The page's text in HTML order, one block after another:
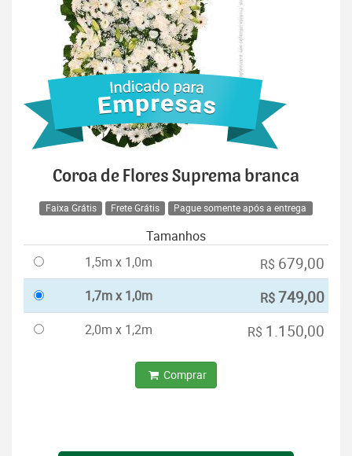
Coroa de Flores Suprema branca
Faixa Grátis Frete Grátis Pague somente após a entrega
Tamanhos
1,5m x 1,0m
R$ 679,00
1,7m x 1,0m R$749,00
2,0m x 1,2m R$ 1.150,00
Comprar